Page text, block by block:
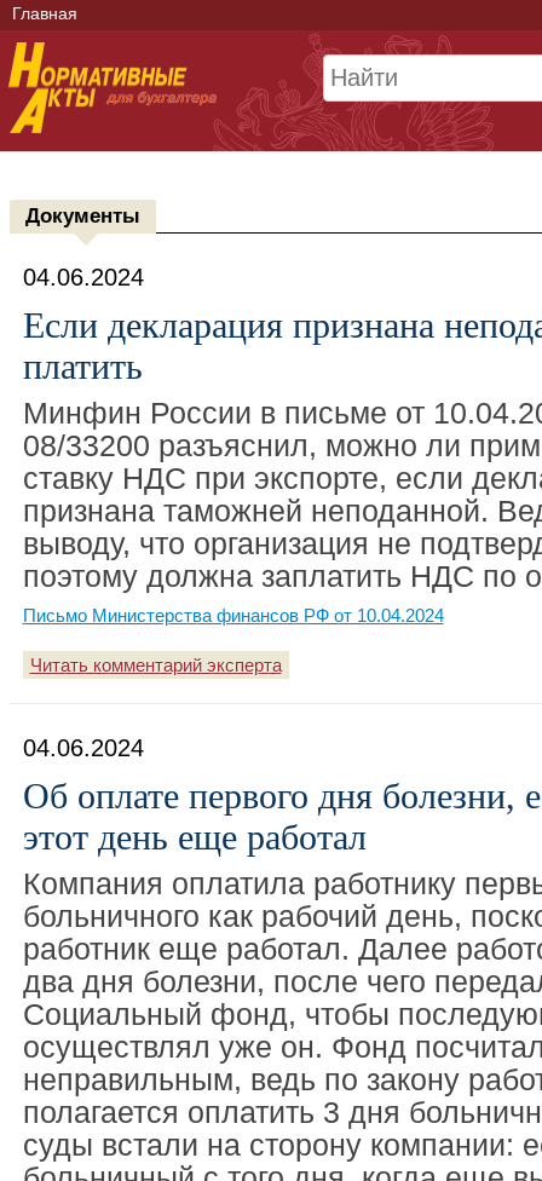
Главная
Документы
04.06.2024
Если декларация признана
платить
Минфин России в письме от
08/33200 разъяснил, можно ли
ставку НДС при экспорте, если
признана таможней неподанной.
выводу, что организация не
поэтому должна заплатить НДС по
Письмо Министерства финансов РФ от 10.04.2024
Читать комментарий эксперта
04.06.2024
Об оплате первого дня болезни,
этот день еще работал
Компания оплатила работнику
больничного как рабочий день,
работник еще работал. Далее
два дня болезни, после чего
Социальный фонд, чтобы
осуществлял уже он. Фонд
неправильным, ведь по закону
полагается оплатить 3 дня
суды встали на сторону компании: